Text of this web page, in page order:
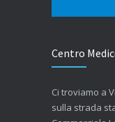
Centro
Ci troviamo a
sulla strada